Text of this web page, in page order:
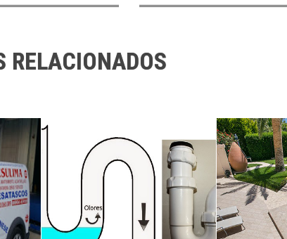
RELACIONADOS